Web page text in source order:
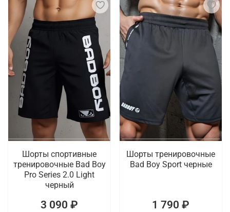
Шорты спортивные
тренировочные Bad Boy
Pro Series 2.0 Light
черный
3 090 ₽
Шорты тренировочные
Bad Boy Sport черные
1 790 ₽